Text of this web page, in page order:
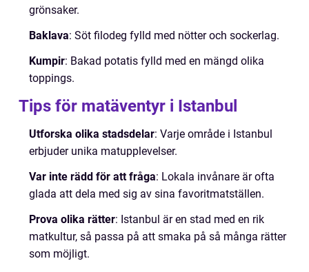
grönsaker.
Baklava: Söt filodeg fylld med nötter och sockerlag.
Kumpir: Bakad potatis fylld med en mängd olika
toppings.
Tips för matäventyr i Istanbul
Utforska olika stadsdelar: Varje område i Istanbul
erbjuder unika matupplevelser.
Var inte rädd för att fråga: Lokala invånare är ofta
glada att dela med sig av sina favoritmatställen.
Prova olika rätter: Istanbul är en stad med en rik
matkultur, så passa på att smaka på så många rätter
som möjligt.